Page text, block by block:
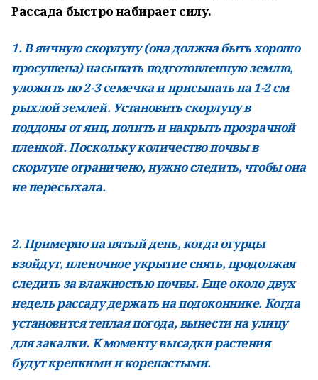
Рассада быстро набирает силу.
1. В яичную скорлупу (она должна быть хорошо
просушена) насыпать подготовленную землю,
уложить по 2-3 семечка и присыпать на 1-2 см
рыхлой землей. Установить скорлупу в
поддоны от яиц, полить и накрыть прозрачной
пленкой. Поскольку количество почвы в
скорлупе ограничено, нужно следить, чтобы она
непересыхала.
2. Примерно на пятый день, когда огурцы
взойдут, пленочное укрытие снять, продолжая
следить за влажностью почвы. Еще около двух
недель рассаду держать на подоконнике. Когда
установится теплая погода, вынести на улицу
для закалки. К моменту высадки растения
будут крепкими и коренастыми.